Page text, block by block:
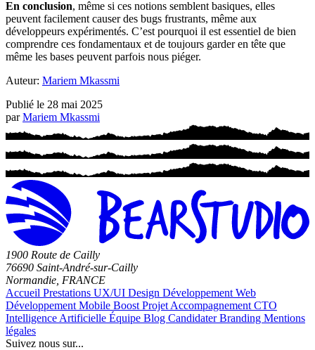
En conclusion, même si ces notions semblent basiques, elles
peuvent facilement causer des bugs frustrants, même aux
développeurs expérimentés. C’est pourquoi il est essentiel de bien
comprendre ces fondamentaux et de toujours garder en tête que
même les bases peuvent parfois nous piéger.
Auteur: Mariem Mkassmi
Publié le 28 mai 2025
par Mariem Mkassmi
1900 Route de Cailly
76690 Saint-André-sur-Cailly
Normandie, FRANCE
Accueil Prestations UX/UI Design Développement Web
Développement Mobile Boost Projet Accompagnement CTO
Intelligence Artificielle Équipe Blog CandidaterBranding Mentions
légales
Suivez nous sur...